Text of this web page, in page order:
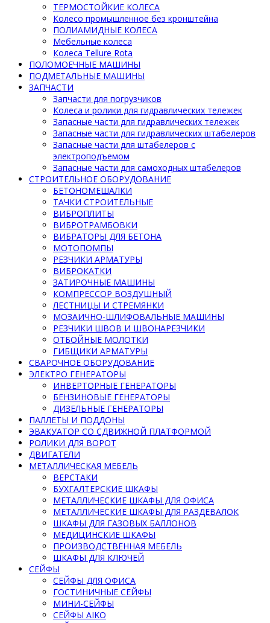
ТЕРМОСТОЙКИЕ КОЛЕСА
Колесо промышленное без кронштейна
ПОЛИАМИДНЫЕ КОЛЕСА
Мебельные колеса
Колеса Tellure Rota
ПОЛОМОЕЧНЫЕ МАШИНЫ
ПОДМЕТАЛЬНЫЕ МАШИНЫ
ЗАПЧАСТИ
Запчасти для погрузчиков
Колеса и ролики для гидравлических тележек
Запасные части для гидравлических тележек
Запасные части для гидравлических штабелеров
Запасные части для штабелеров с
электроподъемом
Запасные части для самоходных штабелеров
СТРОИТЕЛЬНОЕ ОБОРУДОВАНИЕ
БЕТОНОМЕШАЛКИ
ТАЧКИ СТРОИТЕЛЬНЫЕ
ВИБРОПЛИТЫ
ВИБРОТРАМБОВКИ
ВИБРАТОРЫ ДЛЯ БЕТОНА
МОТОПОМПЫ
РЕЗЧИКИ АРМАТУРЫ
ВИБРОКАТКИ
ЗАТИРОЧНЫЕ МАШИНЫ
КОМПРЕССОР ВОЗДУШНЫЙ
ЛЕСТНИЦЫ И СТРЕМЯНКИ
МОЗАИЧНО-ШЛИФОВАЛЬНЫЕ МАШИНЫ
РЕЗЧИКИ ШВОВ И ШВОНАРЕЗЧИКИ
ОТБОЙНЫЕ МОЛОТКИ
ГИБЩИКИ АРМАТУРЫ
СВАРОЧНОЕ ОБОРУДОВАНИЕ
ЭЛЕКТРО ГЕНЕРАТОРЫ
ИНВЕРТОРНЫЕ ГЕНЕРАТОРЫ
БЕНЗИНОВЫЕ ГЕНЕРАТОРЫ
ДИЗЕЛЬНЫЕ ГЕНЕРАТОРЫ
ПАЛЛЕТЫ И ПОДДОНЫ
ЭВАКУАТОР СО СДВИЖНОЙ ПЛАТФОРМОЙ
РОЛИКИ ДЛЯ ВОРОТ
ДВИГАТЕЛИ
МЕТАЛЛИЧЕСКАЯ МЕБЕЛЬ
ВЕРСТАКИ
БУХГАЛТЕРСКИЕ ШКАФЫ
МЕТАЛЛИЧЕСКИЕ ШКАФЫ ДЛЯ ОФИСА
МЕТАЛЛИЧЕСКИЕ ШКАФЫ ДЛЯ РАЗДЕВАЛОК
ШКАФЫ ДЛЯ ГАЗОВЫХ БАЛЛОНОВ
МЕДИЦИНСКИЕ ШКАФЫ
ПРОИЗВОДСТВЕННАЯ МЕБЕЛЬ
ШКАФЫ ДЛЯ КЛЮЧЕЙ
СЕЙФЫ
СЕЙФЫ ДЛЯ ОФИСА
ГОСТИНИЧНЫЕ СЕЙФЫ
МИНИ-СЕЙФЫ
СЕЙФЫ AIKO